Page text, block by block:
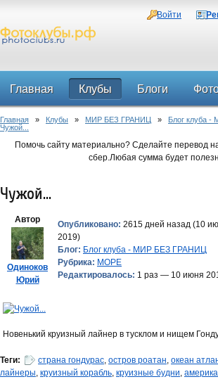
Войти
Главная Клубы Блоги
Форум
Главная » Клубы » МИР БЕЗ ГРАНИЦ » Блог клуба
Чужой...
Помочь сайту материально? Сделайте перевод
сбер.Любая сумма будет
Чужой...
Автор
Одиноков
Юрий
Опубликовано: 2615 дней назад (10
2019)
Блог: Блог клуба - МИР БЕЗ ГРАНИЦ
Рубрика: МОРЕ
Редактировалось: 1 раз — 10 июня
Новенький круизный лайнер в тусклом и нищем
Теги: страна гондурас, остров роатан, океан
лайнеры, круизный корабль, круизные будни,